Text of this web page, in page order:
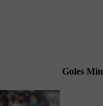
Goles Min